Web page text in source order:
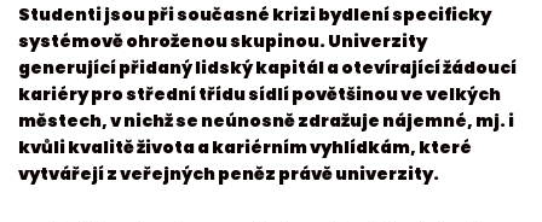
Studenti jsou při současné krizi bydlení specificky
systémově ohroženou skupinou. Univerzity
generující přidaný lidský kapitál a otevírající žádoucí
kariéry pro střední třídu sídlí povětšinou ve velkých
městech, v nichž se neúnosně zdražuje nájemné, mj. i
kvůli kvalitě života a kariérním vyhlídkám, které
vytvářejí z veřejných peněz právě univerzity.